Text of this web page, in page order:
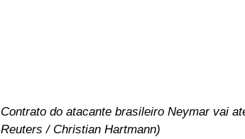
Contrato do atacante brasileiro Neymar vai
Reuters / Christian Hartmann)